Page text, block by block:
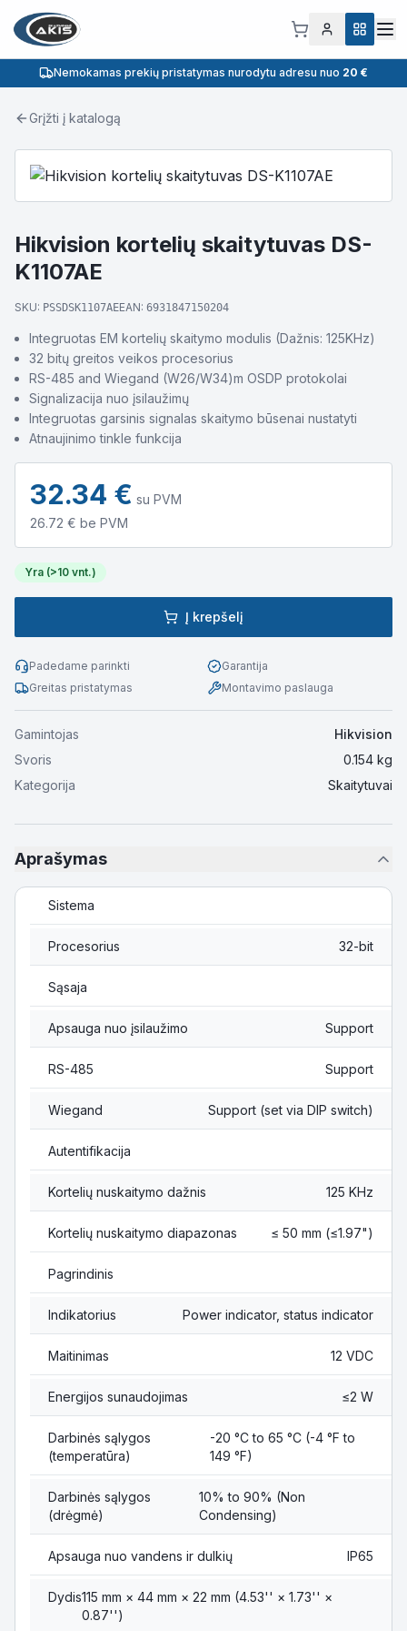
Nemokamas prekių pristatymas nurodytu adresu nuo 20 €
Grįžti į katalogą
Hikvision kortelių skaitytuvas DS-
K1107AE
SKU: PSSDSK1107AEEAN: 6931847150204
Integruotas EM kortelių skaitymo modulis (Dažnis: 125KHz)
32 bitų greitos veikos procesorius
RS-485 and Wiegand (W26/W34)m OSDP protokolai
Signalizacija nuo įsilaužimų
Integruotas garsinis signalas skaitymo būsenai nustatyti
Atnaujinimo tinkle funkcija
32.34 € su PVM
26.72 € be PVM
Yra (>10 vnt.)
Į krepšelį
Padedame parinkti
Garantija
Greitas pristatymas
Montavimo paslauga
Gamintojas
Hikvision
Svoris
0.154 kg
Kategorija
Skaitytuvai
Aprašymas
Sistema
Procesorius 32-bit
Sąsaja
Apsauga nuo įsilaužimo Support
RS-485 Support
Wiegand Support (set via DIP switch)
Autentifikacija
Kortelių nuskaitymo dažnis 125 KHz
Kortelių nuskaitymo diapazonas ≤ 50 mm (≤1.97")
Pagrindinis
Indikatorius Power indicator, status indicator
Maitinimas 12 VDC
Energijos sunaudojimas ≤2 W
Darbinės sąlygos
(temperatūra)
-20 °C to 65 °C (-4 °F to
149 °F)
Darbinės sąlygos
(drėgmė)
10% to 90% (Non
Condensing)
Apsauga nuo vandens ir dulkių IP65
Dydis115 mm × 44 mm × 22 mm (4.53'' × 1.73'' ×
0.87'')